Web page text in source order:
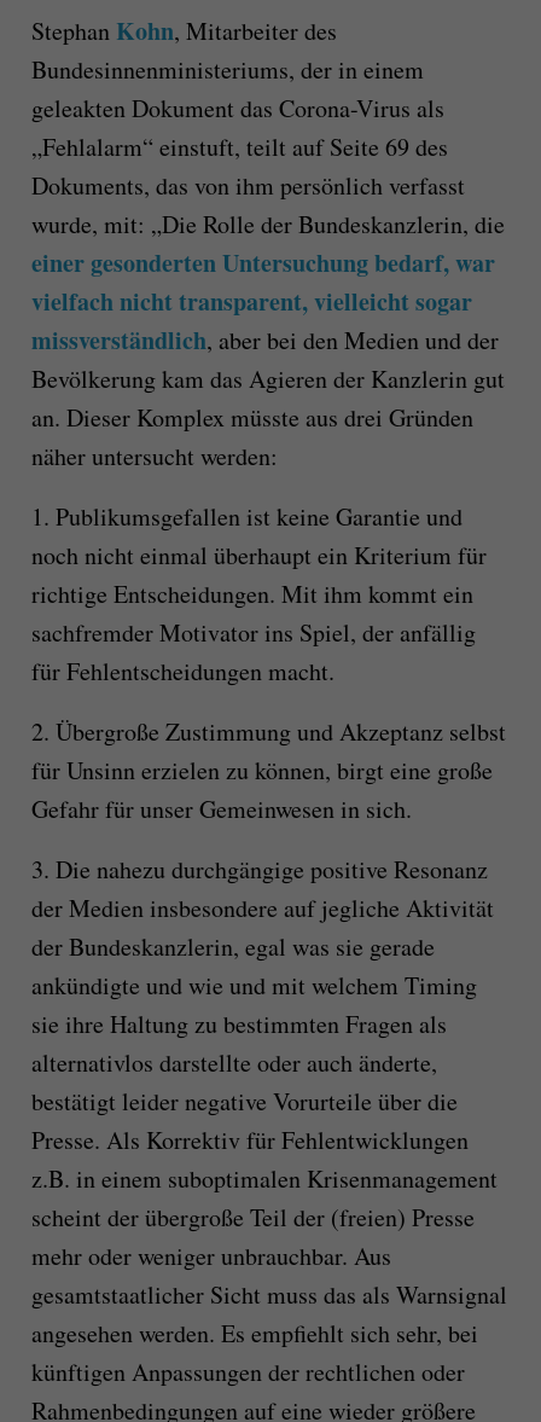
Stephan Kohn, Mitarbeiter des
Bundesinnenministeriums, der in einem
geleakten Dokument das Corona-Virus als
„Fehlalarm“ einstuft, teilt auf Seite 69 des
Dokuments, das von ihm persönlich verfasst
wurde, mit: „Die Rolle der Bundeskanzlerin, die
einer gesonderten Untersuchung bedarf, war
vielfach nicht transparent, vielleicht sogar
missverständlich, aber bei den Medien und der
Bevölkerung kam das Agieren der Kanzlerin gut
an. Dieser Komplex müsste aus drei Gründen
näher untersucht werden:
1. Publikumsgefallen ist keine Garantie und
noch nicht einmal überhaupt ein Kriterium für
richtige Entscheidungen. Mit ihm kommt ein
sachfremder Motivator ins Spiel, der anfällig
für Fehlentscheidungen macht.
2. Übergroße Zustimmung und Akzeptanz selbst
für Unsinn erzielen zu können, birgt eine große
Gefahr für unser Gemeinwesen in sich.
3. Die nahezu durchgängige positive Resonanz
der Medien insbesondere auf jegliche Aktivität
der Bundeskanzlerin, egal was sie gerade
ankündigte und wie und mit welchem Timing
sie ihre Haltung zu bestimmten Fragen als
alternativlos darstellte oder auch änderte,
bestätigt leider negative Vorurteile über die
Presse. Als Korrektiv für Fehlentwicklungen
z.B. in einem suboptimalen Krisenmanagement
scheint der übergroße Teil der (freien) Presse
mehr oder weniger unbrauchbar. Aus
gesamtstaatlicher Sicht muss das als Warnsignal
angesehen werden. Es empfiehlt sich sehr, bei
künftigen Anpassungen der rechtlichen oder
Rahmenbedingungen auf eine wieder größere